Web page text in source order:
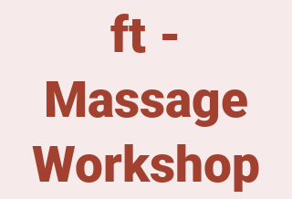
ft -
Massage
Workshop